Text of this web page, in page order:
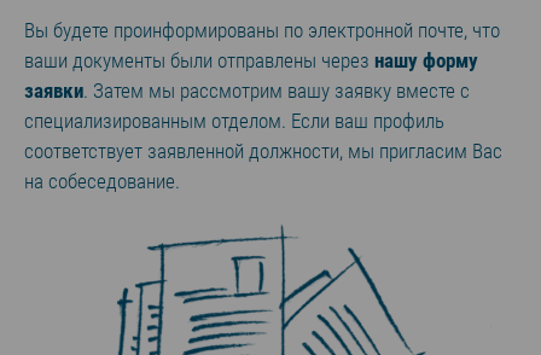
Вы будете проинформированы по электронной почте, что
ваши документы были отправлены через нашу форму
заявки. Затем мы рассмотрим вашу заявку вместе с
специализированным отделом. Если ваш профиль
соответствует заявленной должности, мы пригласим Вас
на собеседование.